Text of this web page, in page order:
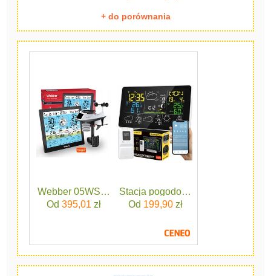
+ do porównania
Webber 05WS603
Od 395,01 zł
Stacja pogodowa pogody
Od 199,90zł